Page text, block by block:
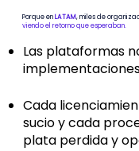
Porque enLATAM, miles de
viendo el retorno que esperaban.
Las plataformas
Cada
sucio y cada
plata perdida y